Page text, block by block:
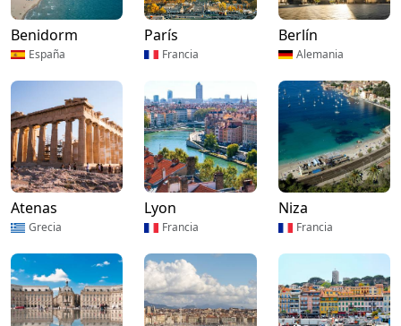
Benidorm
España
París
Francia
Berlín
Alemania
Atenas
Grecia
Lyon
Francia
Niza
Francia